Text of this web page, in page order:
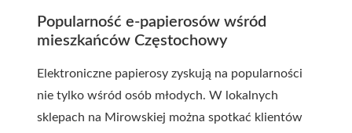
Popularność e-papierosów wśród
mieszkańców Częstochowy
Elektroniczne papierosy zyskują na popularności
nie tylko wśród osób młodych. W lokalnych
sklepach na Mirowskiej można spotkać klientów